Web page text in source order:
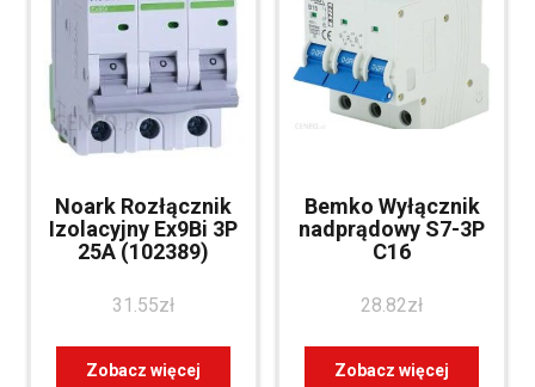
Noark Rozłącznik
Izolacyjny Ex9Bi 3P
25A (102389)
31.55zł
Zobacz więcej
Bemko Wyłącznik
nadprądowy S7-3P
C16
28.82zł
Zobacz więcej